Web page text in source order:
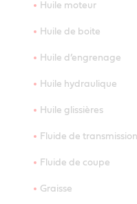
Huile moteur
Huile de boite
Huile d’engrenage
Huile hydraulique
Huile glissières
Fluide de transmission
Fluide de coupe
Graisse